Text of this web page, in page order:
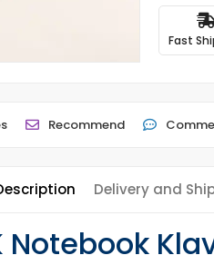
Fast
Recommend
Delivery and
Notebook